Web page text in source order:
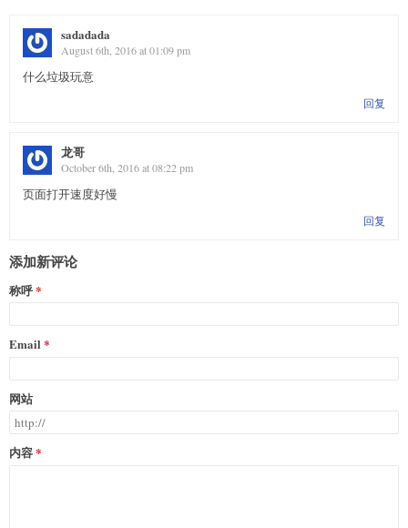
sadadada
August 6th, 2016 at 01:09 pm
什么垃圾玩意
回复
龙哥
October 6th, 2016 at 08:22 pm
页面打开速度好慢
回复
添加新评论
称呼
Email
网站
内容